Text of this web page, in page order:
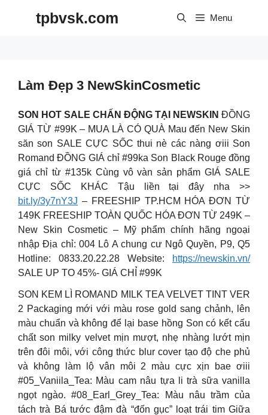
tpbvsk.com Menu
Làm Đẹp 3 NewSkinCosmetic
SON HOT SALE CHẤN ĐỘNG TẠI NEWSKIN ĐỒNG
GIÁ TỪ #99K – MUA LÀ CÓ QUÀ Mau đến New Skin
săn son SALE CỰC SỐC thui nè các nàng ơiii Son
Romand ĐỒNG GIÁ chỉ #99ka Son Black Rouge đồng
giá chỉ từ #135k Cùng vô vàn sản phẩm GIÁ SALE
CỰC SỐC KHÁC Tậu liền tại đây nha >>
bit.ly/3y7nY3J – FREESHIP TP.HCM HÓA ĐƠN TỪ
149K FREESHIP TOÀN QUỐC HÓA ĐƠN TỪ 249K –
New Skin Cosmetic – Mỹ phẩm chính hãng ngoại
nhập Địa chỉ: 004 Lô A chung cư Ngô Quyền, P9, Q5
Hotline: 0833.20.22.28 Website:
https://newskin.vn/
SALE UP TO 45%- GIÁ CHỈ #99K
SON KEM LÌ ROMAND MILK TEA VELVET TINT VER
2 Packaging mới với màu rose gold sang chảnh, lên
màu chuẩn và không để lại base hồng Son có kết cấu
chất son milky velvet mịn mượt, nhẹ nhàng lướt mịn
trên đôi môi, với công thức blur cover tạo độ che phủ
và không làm lộ vân môi 2 màu cực xịn bae ơiii
#05_Vaniila_Tea: Màu cam nâu tựa li trà sữa vanilla
ngọt ngào. #08_Earl_Grey_Tea: Màu nâu trầm của
tách trà Bá tước đậm đà “đốn gục” loạt trái tim Giữa